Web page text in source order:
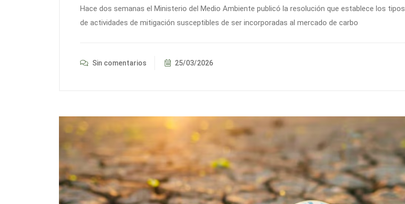
Hace dos semanas el Ministerio del Medio Ambiente publicó la resolución que establece los tipos
de actividades de mitigación susceptibles de ser incorporadas al mercado de carbo
Sin comentarios 25/03/2026